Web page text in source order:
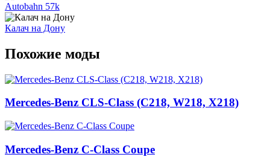
Autobahn 57k
Калач на Дону
Похожие моды
Mercedes-Benz CLS-Class (C218, W218, X218)
Mercedes-Benz C-Class Coupe